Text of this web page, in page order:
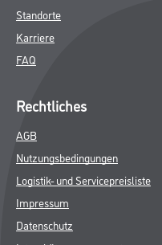
Standorte
Karriere
FAQ
Rechtliches
AGB
Nutzungsbedingungen
Logistik- und Servicepreisliste
Impressum
Datenschutz